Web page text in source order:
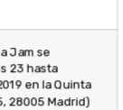
Jam se
23 hasta
en la Quinta
28005 Madrid)